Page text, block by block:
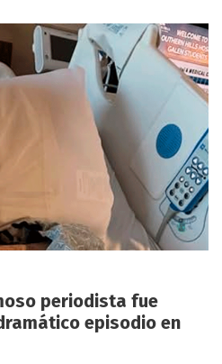
periodista fue
episodio en